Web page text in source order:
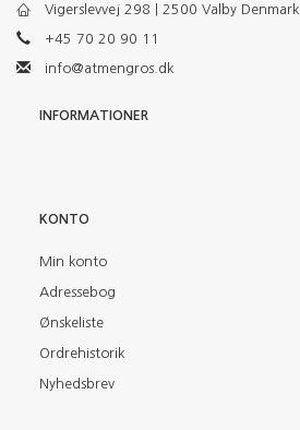
Vigerslevvej 298 | 2500 Valby Denmark
+45 70 20 90 11
info@atmengros.dk
INFORMATIONER
KONTO
Min konto
Adressebog
Ønskeliste
Ordrehistorik
Nyhedsbrev